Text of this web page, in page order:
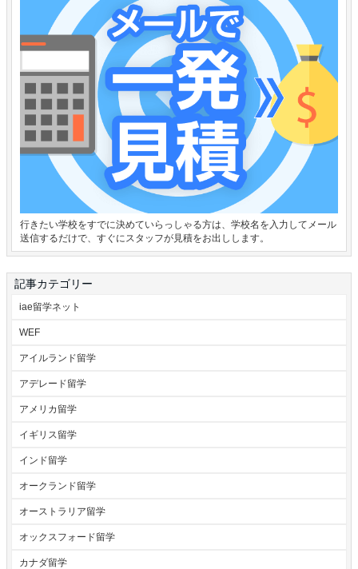
行きたい学校をすでに決めていらっしゃる方は、学校名を入力してメール
送信するだけで、すぐにスタッフが見積をお出しします。
記事カテゴリー
iae留学ネット
WEF
アイルランド留学
アデレード留学
アメリカ留学
イギリス留学
インド留学
オークランド留学
オーストラリア留学
オックスフォード留学
カナダ留学